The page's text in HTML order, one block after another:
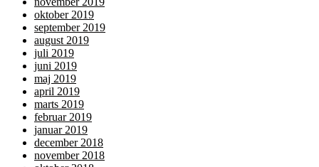
oktober 2019
september 2019
august 2019
juli 2019
juni 2019
maj 2019
april 2019
marts 2019
februar 2019
januar 2019
december 2018
november 2018